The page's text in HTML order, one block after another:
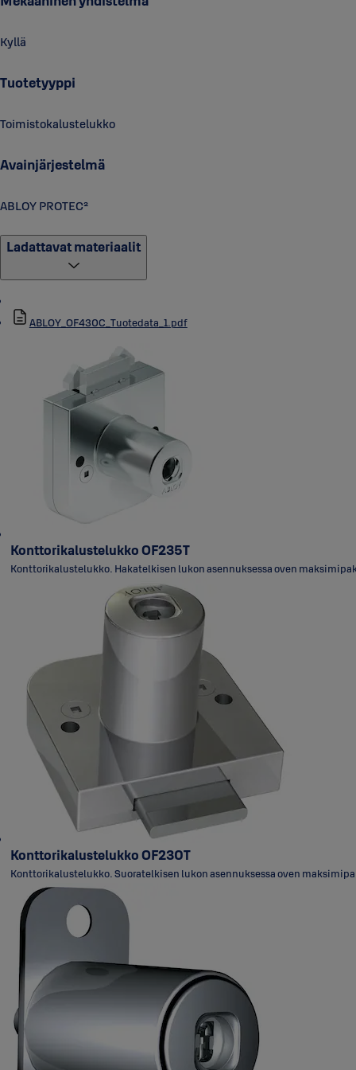
Kyllä
Tuotetyyppi
Toimistokalustelukko
Avainjärjestelmä
ABLOY PROTEC²
Ladattavat materiaalit
ABLOY_OF430C_Tuotedata_1.pdf
Konttorikalustelukko OF235T
Konttorikalustelukko. Hakatelkisen lukon asennuksessa oven
Konttorikalustelukko OF230T
Konttorikalustelukko. Suoratelkisen lukon asennuksessa oven